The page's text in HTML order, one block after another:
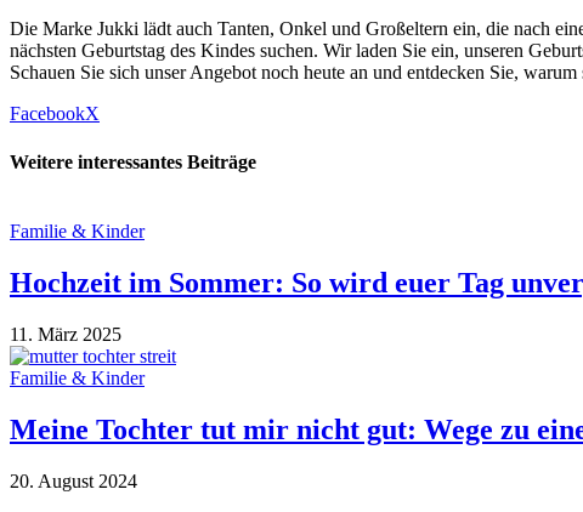
Die Marke Jukki lädt auch Tanten, Onkel und Großeltern ein, die nach
nächsten Geburtstag des Kindes suchen. Wir laden Sie ein, unseren
Schauen Sie sich unser Angebot noch heute an und entdecken Sie,
FacebookX
Weitere interessantes Beiträge
Familie & Kinder
Hochzeit im Sommer: So wird euer Tag
11. März 2025
Familie & Kinder
Meine Tochter tut mir nicht gut: Wege zu
20. August 2024